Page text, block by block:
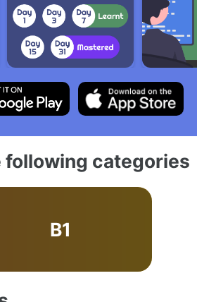
following categories
B1